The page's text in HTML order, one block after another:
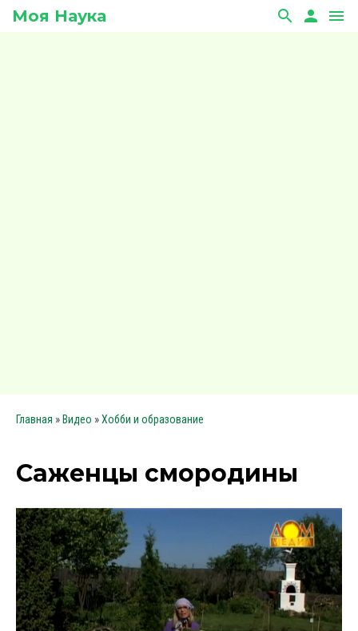
Моя Наука search person menu
Главная » Видео »Хобби и образование
Саженцы смородины